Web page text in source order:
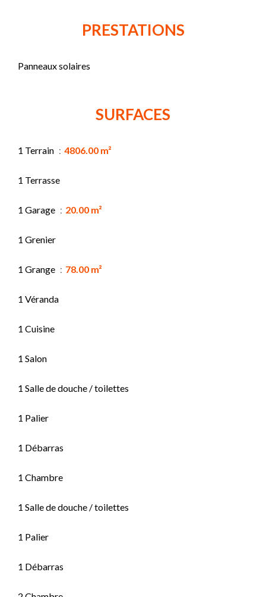
PRESTATIONS
Panneaux solaires
SURFACES
1 Terrain 4806.00 m²
1 Terrasse
1 Garage 20.00 m²
1 Grenier
1 Grange 78.00 m²
1 Véranda
1 Cuisine
1 Salon
1 Salle de douche / toilettes
1 Palier
1 Débarras
1 Chambre
1 Salle de douche / toilettes
1 Palier
1 Débarras